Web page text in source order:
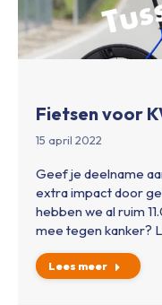
Fietsen voor
15 april 2022
Geef je deelname
extra impact door
hebben we al ruim
mee tegen kanker?
Lees meer